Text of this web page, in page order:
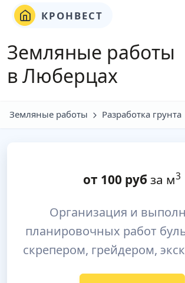
КРОНВЕСТ
Земляные работы
в Люберцах
Земляные работы Разработка грунта
от 100 руб за м3
Организация и
планировочных работ
скрепером, грейдером,